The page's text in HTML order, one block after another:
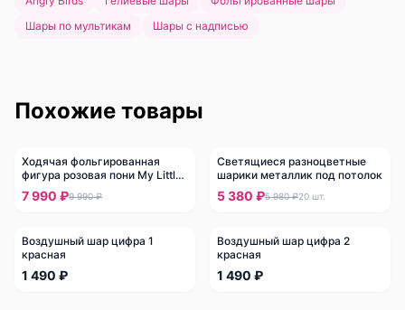
Шары по мультикам
Шары с надписью
Похожие товары
-20%
Ходячая фольгированная
фигура розовая пони My Little
Pony
7 990 ₽9 990 ₽
-10%
Светящиеся разноцветные
шарики металлик под потолок
5 380 ₽5 980 ₽20 шт.
Воздушный шар цифра 1
красная
1 490 ₽
Воздушный шар цифра 2
красная
1 490 ₽